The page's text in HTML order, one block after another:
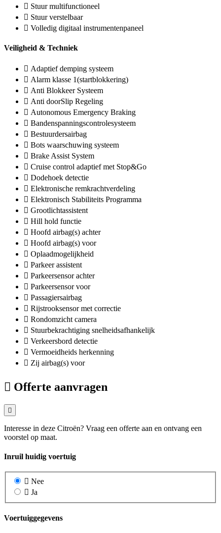
Stuur multifunctioneel
Stuur verstelbaar
Volledig digitaal instrumentenpaneel
Veiligheid & Techniek
Adaptief demping systeem
Alarm klasse 1(startblokkering)
Anti Blokkeer Systeem
Anti doorSlip Regeling
Autonomous Emergency Braking
Bandenspanningscontrolesysteem
Bestuurdersairbag
Bots waarschuwing systeem
Brake Assist System
Cruise control adaptief met Stop&Go
Dodehoek detectie
Elektronische remkrachtverdeling
Elektronisch Stabiliteits Programma
Grootlichtassistent
Hill hold functie
Hoofd airbag(s) achter
Hoofd airbag(s) voor
Oplaadmogelijkheid
Parkeer assistent
Parkeersensor achter
Parkeersensor voor
Passagiersairbag
Rijstrooksensor met correctie
Rondomzicht camera
Stuurbekrachtiging snelheidsafhankelijk
Verkeersbord detectie
Vermoeidheids herkenning
Zij airbag(s) voor
Offerte aanvragen
Interesse in deze Citroën? Vraag een offerte aan en ontvang een
voorstel op maat.
Inruil huidig voertuig
Nee
Ja
Voertuiggegevens